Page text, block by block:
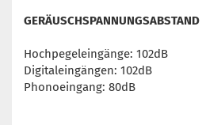
GERÄUSCHSPANNUNGSABSTAND
Hochpegeleingänge: 102dB
Digitaleingängen: 102dB
Phonoeingang: 80dB